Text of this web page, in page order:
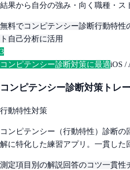
結果から自分の強み・向く職種・ス
無料でコンピテンシー診断行動特性
ト 自己分析に活用
3
コンピテンシー診断対策に最適iOS /
コンピテンシー診断対策トレ
行動特性対策
コンピテンシー（行動特性）診断の
解に特化した練習アプリ。一貫した
測定項目別の解説 回答のコツ一貫性